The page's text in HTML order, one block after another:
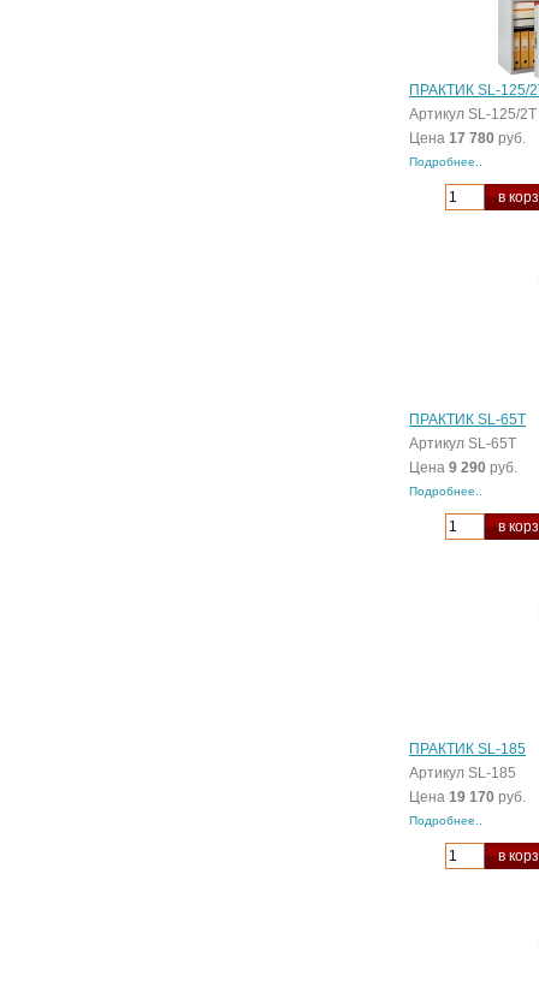
ПРАКТИК SL-125/
Артикул SL-125/
Цена 17 780 руб.
Подробнее..
в
ПРАКТИК SL-65Т
Артикул SL-65Т
Цена 9 290 руб.
Подробнее..
в
ПРАКТИК SL-185
Артикул SL-185
Цена 19 170 руб.
Подробнее..
в